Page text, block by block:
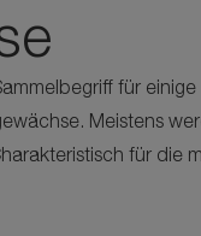
für
Meistens
für die